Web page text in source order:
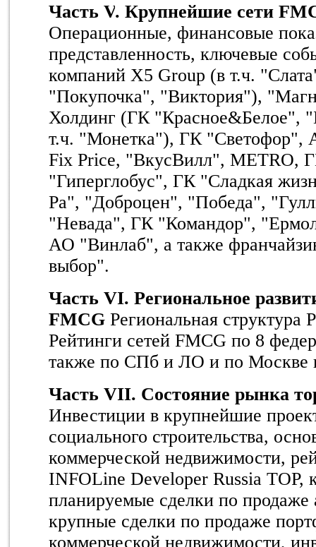
Часть V. Крупнейшие сети
Операционные, финансовые
представленность, ключевые
компаний X5 Group (в т.ч.
"Покупочка", "Виктория"),
Холдинг (ГК "Красное&Белое",
т.ч. "Монетка"), ГК
Fix Price, "ВкусВилл", METRO,
"Гиперглобус", ГК "Сладкая
Ра", "Доброцен", "Победа",
"Невада", ГК "Командор",
АО "Винлаб", а также
выбор".
Часть VI. Региональное
FMCG Региональная
Рейтинги сетей FMCG по 8
также по СПб и ЛО и по
Часть VII. Состояние рынка
Инвестиции в крупнейшие
социального строительства,
коммерческой недвижимости,
INFOLine Developer Russia TOP,
планируемые сделки по продаже
крупные сделки по продаже
коммерческой недвижимости,